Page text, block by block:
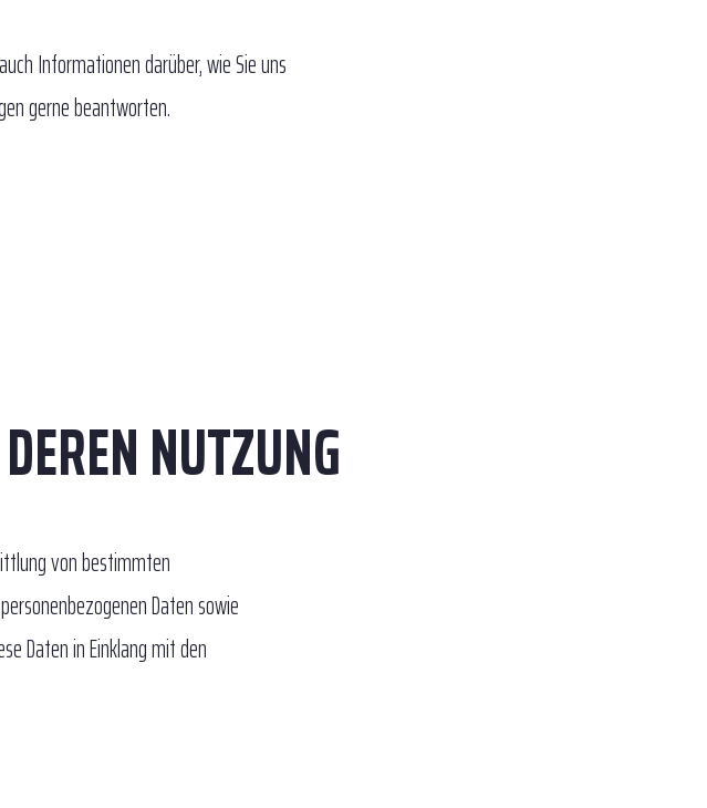
Informationen darüber, wie Sie uns
gerne beantworten.
NUTZUNG
von bestimmten
Daten sowie
Daten in Einklang mit den